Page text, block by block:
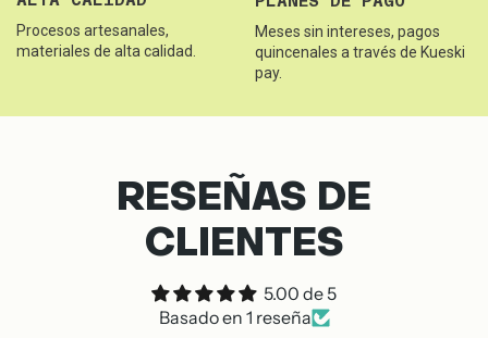
Procesos artesanales,
materiales de alta calidad.
Meses sin intereses, pagos
quincenales a través de Kueski
pay.
RESEÑAS DE
CLIENTES
5.00 de 5
Basado en 1 reseña